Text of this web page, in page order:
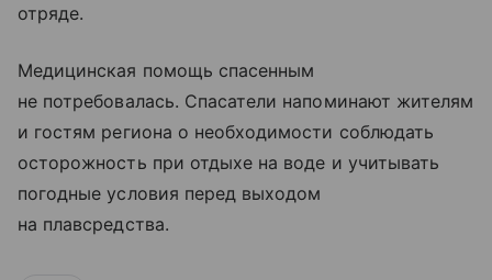
отряде.
Медицинская помощь спасенным
не потребовалась. Спасатели напоминают жителям
и гостям региона о необходимости соблюдать
осторожность при отдыхе на воде и учитывать
погодные условия перед выходом
на плавсредства.